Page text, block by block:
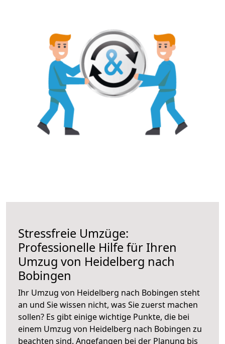
Stressfreie Umzüge:
Professionelle Hilfe für Ihren
Umzug von Heidelberg nach
Bobingen
Ihr Umzug von Heidelberg nach Bobingen steht
an und Sie wissen nicht, was Sie zuerst machen
sollen? Es gibt einige wichtige Punkte, die bei
einem Umzug von Heidelberg nach Bobingen zu
beachten sind. Angefangen bei der Planung bis